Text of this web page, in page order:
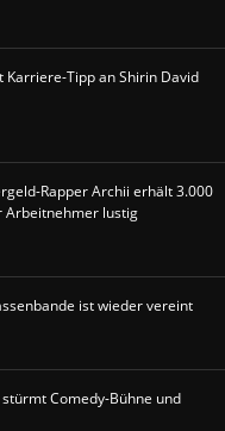
Karriere-Tipp an Shirin David
Rapper Archii erhält 3.000
Arbeitnehmer lustig
ist wieder vereint
Comedy-Bühne und